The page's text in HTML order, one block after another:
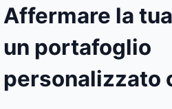
Affermare la
un portafoglio
personalizzato